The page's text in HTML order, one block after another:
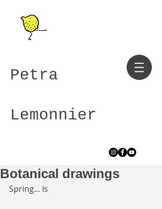
Petra
Lemonnier
Botanical drawings
Spring... Is